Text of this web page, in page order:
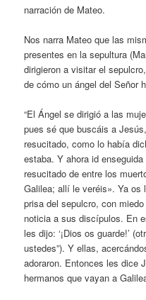
narración de Mateo.
Nos narra Mateo que las
presentes en la sepultura
dirigieron a visitar el
de cómo un ángel del Señor
“El Ángel se dirigió a las
pues sé que buscáis a
resucitado, como lo había
estaba. Y ahora id
resucitado de entre los
Galilea; allí le veréis». Ya os
prisa del sepulcro, con
noticia a sus discípulos. En
les dijo: ‘¡Dios os guarde!’
ustedes”). Y ellas,
adoraron. Entonces les dice
hermanos que vayan a